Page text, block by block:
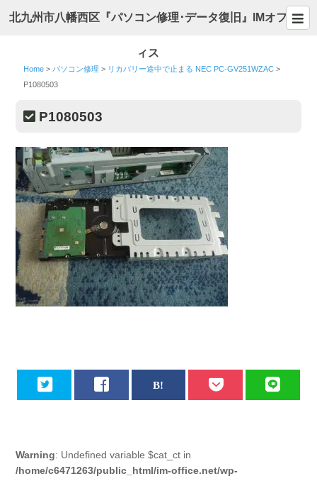
北九州市八幡西区『パソコン修理･データ復旧』IMオフ
ィス
Home > パソコン修理 > リカバリー途中で止まる NEC PC-GV251WZAC >
P1080503
P1080503
Warning: Undefined variable $cat_ct in
/home/c6471263/public_html/im-office.net/wp-